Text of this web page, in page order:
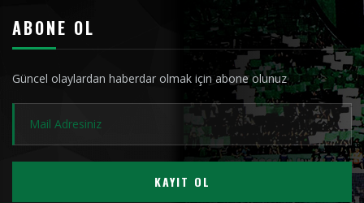
ABONE OL
Güncel olaylardan haberdar olmak için abone olunuz
KAYIT OL